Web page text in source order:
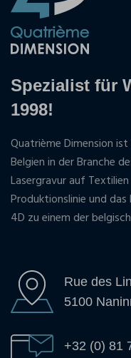
Spezialist für
1998!
Quatrième Dimension
Belgien in der Branche
Lasergravur auf
Produktionslinie und
4D zu einem der
Rue des
5100
+32 (0) 81